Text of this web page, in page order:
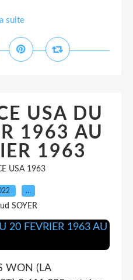
suite
USA DU
1963 AU
1963
USA 1963
…
SOYER
WON (LA